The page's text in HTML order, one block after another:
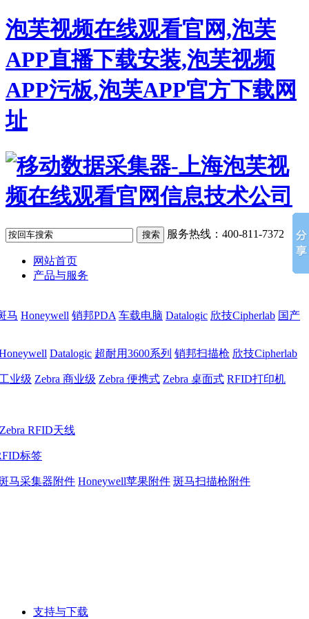
泡芙视频在线观看官网,泡芙
APP直播下载安装,泡芙视频
APP污板,泡芙APP官方下载网
址
服务热线：400-811-7372
网站首页
产品与服务
马 Honeywell 销邦PDA 车载电脑 Datalogic 欣技Cipherlab 国产
Datalogic 超耐用3600系列 销邦扫描枪 欣技Cipherlab
业级 Zebra 商业级 Zebra 便携式 Zebra 桌面式 RFID打印机
Zebra RFID天线
标签
马采集器附件 Honeywell苹果附件 斑马扫描枪附件
支持与下载